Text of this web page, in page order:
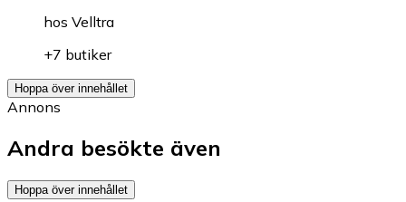
hos Velltra
+7 butiker
Hoppa över innehållet
Annons
Andra besökte även
Hoppa över innehållet